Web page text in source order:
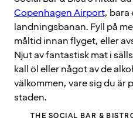
Copenhagen Airport, bara
landningsbanan. Fyll på
måltid innan flyget, eller
Njut av fantastisk mat i
kall öl eller något av de
välkommen, vare sig du är
staden.
THE SOCIAL BAR &